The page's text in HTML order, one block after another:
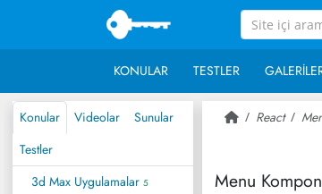
KONULAR TESTLER
Konular Videolar
Sunular
Testler
3d Max Uygulamalar 5
React
Menu